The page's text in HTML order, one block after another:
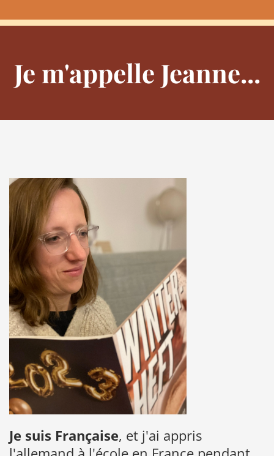
Je m'appelle Jeanne...
Je suis Française, et j'ai appris